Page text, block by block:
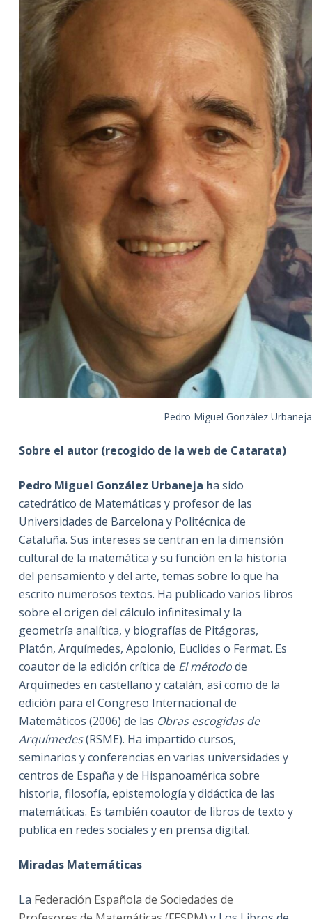
Pedro Miguel González Urbaneja
Sobre el autor (recogido de la web de Catarata)
Pedro Miguel González Urbaneja ha sido
catedrático de Matemáticas y profesor de las
Universidades de Barcelona y Politécnica de
Cataluña. Sus intereses se centran en la dimensión
cultural de la matemática y su función en la historia
del pensamiento y del arte, temas sobre lo que ha
escrito numerosos textos. Ha publicado varios libros
sobre el origen del cálculo infinitesimal y la
geometría analítica, y biografías de Pitágoras,
Platón, Arquímedes, Apolonio, Euclides o Fermat. Es
coautor de la edición crítica de El métodode
Arquímedes en castellano y catalán, así como de la
edición para el Congreso Internacional de
Matemáticos (2006) de las Obras escogidas de
Arquímedes(RSME). Ha impartido cursos,
seminarios y conferencias en varias universidades y
centros de España y de Hispanoamérica sobre
historia, filosofía, epistemología y didáctica de las
matemáticas. Es también coautor de libros de texto y
publica en redes sociales y en prensa digital.
Miradas Matemáticas
La Federación Española de Sociedades de